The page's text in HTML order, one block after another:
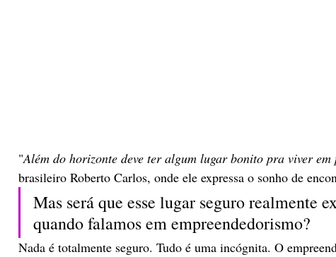
"Além do horizonte deve ter algum lugar bonito pra viver em
brasileiro Roberto Carlos, onde ele expressa o sonho de
Mas será que esse lugar seguro realmente
quando falamos em empreendedorismo?
Nada é totalmente seguro. Tudo é uma incógnita. O